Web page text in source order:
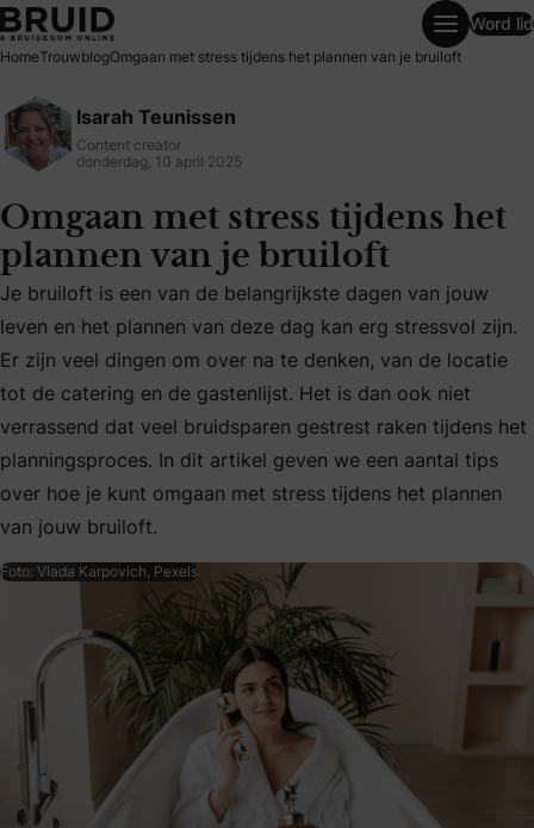
Omgaan met stress tijdens het plannen van je bruiloft
Word lid
HomeTrouwblogOmgaan met stress tijdens het plannen van je bruiloft
Isarah Teunissen
Content creator
donderdag, 10 april 2025
Omgaan met stress tijdens het
plannen van je bruiloft
Je bruiloft is een van de belangrijkste dagen van jouw
Je bruiloft is een van de belangrijkste dagen van jouw
leven en het plannen van deze dag kan erg stressvol zijn.
Er zijn veel dingen om over na te denken, van de locatie
tot de catering en de gastenlijst. Het is dan ook niet
verrassend dat veel bruidsparen gestrest raken tijdens het
planningsproces. In dit artikel geven we een aantal tips
over hoe je kunt omgaan met stress tijdens het plannen
van jouw bruiloft.
Foto: Vlada Karpovich, Pexels